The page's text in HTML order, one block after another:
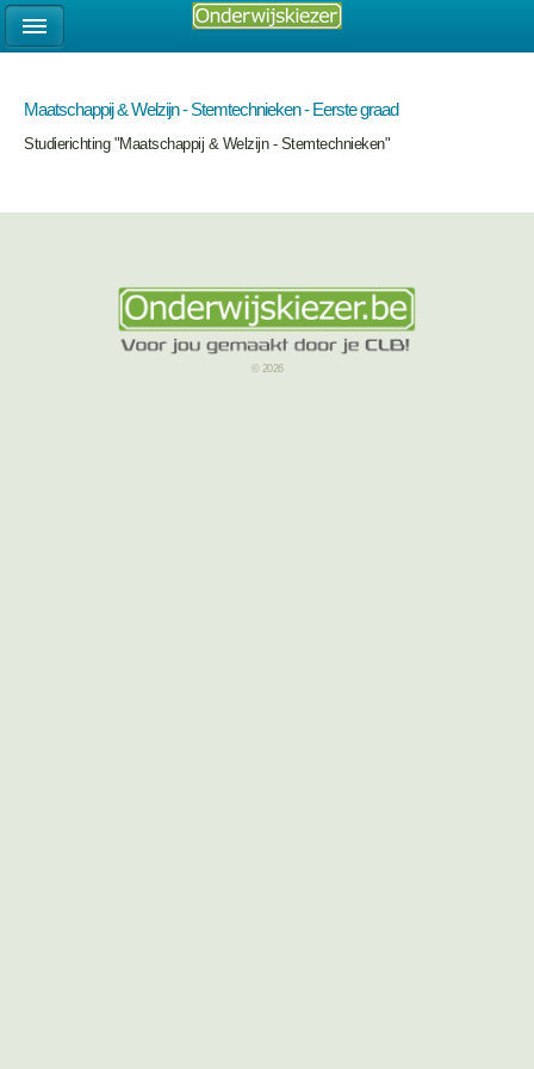
Maatschappij & Welzijn - Stemtechnieken - Eerste graad
Studierichting "Maatschappij & Welzijn - Stemtechnieken"
© 2026